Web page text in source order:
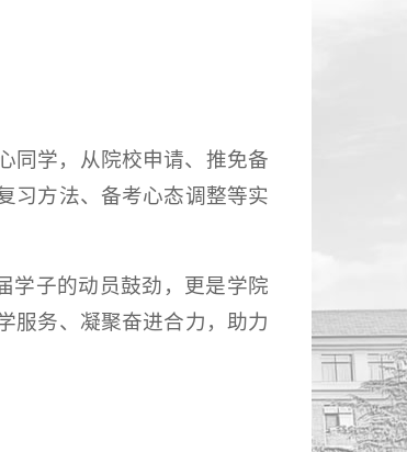
同学，从院校申请、推免备
习方法、备考心态调整等实
学子的动员鼓劲，更是学院
服务、凝聚奋进合力，助力